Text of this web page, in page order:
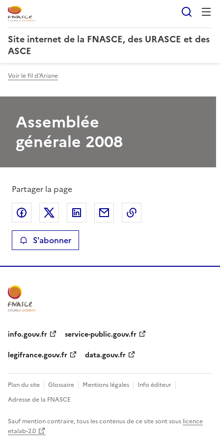
Site internet de la FNASCE, des URASCE et des
ASCE
Voir le fil d'Ariane
Assemblée
générale 2008
Partager la page
Partager sur Facebook
Partager sur XPartager sur LinkedIn
Partager par email
S'abonner
info.gouv.fr
service-public.gouv.fr
legifrance.gouv.fr
data.gouv.fr
Plan du site Glossaire Mentions légales
Info éditeur
Adresse de la FNASCE
Sauf mention contraire, tous les contenus de ce site sont sous licence
etalab-2.0